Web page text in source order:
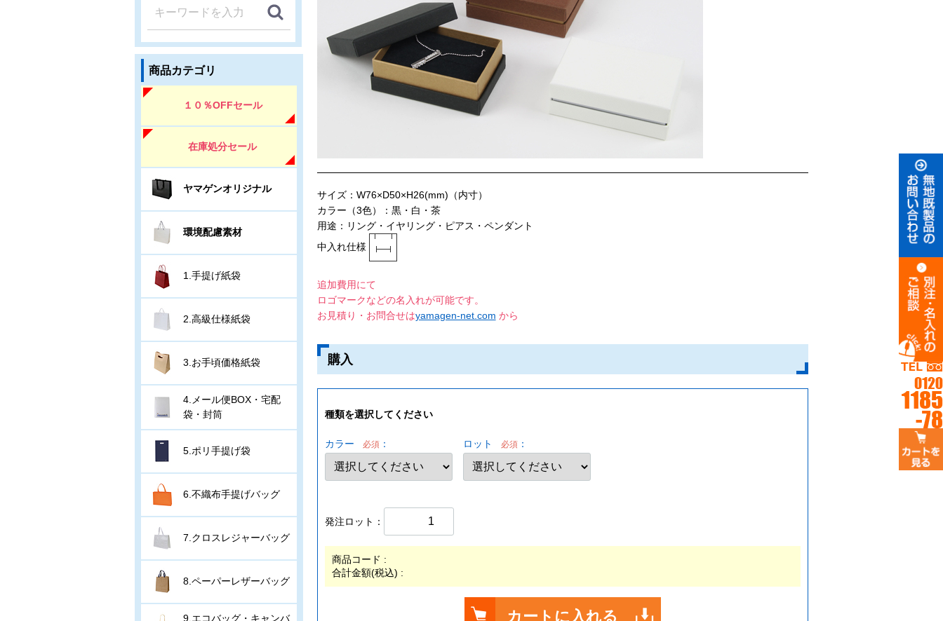
サイズ：W76×D50×H26(mm)（内寸）
カラー（3色）：黒・白・茶
用途：リング・イヤリング・ピアス・ペンダント
中入れ仕様
追加費用にて
ロゴマークなどの名入れが可能です。
お見積り・お問合せはyamagen-net.com から
購入
種類を選択してください
カラー 必須： ロット 必須：
発注ロット：
商品コード :
合計金額(税込) :
カートに入れる
商品カテゴリ
１０％OFFセール
在庫処分セール
ヤマゲンオリジナル
環境配慮素材
1.手提げ紙袋
2.高級仕様紙袋
3.お手頃価格紙袋
4.メール便BOX・宅配
袋・封筒
5.ポリ手提げ袋
6.不織布手提げバッグ
7.クロスレジャーバッグ
8.ペーパーレザーバッグ
9.エコバッグ・キャンバ